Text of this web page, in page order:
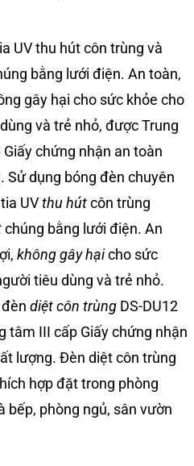
UV thu hút côn trùng và
bằng lưới điện. An toàn,
gây hại cho sức khỏe cho
và trẻ nhỏ, được Trung
chứng nhận an toàn
Sử dụng bóng đèn chuyên
UVthu hútcôn trùng
chúng bằng lưới điện. An
không gây hạicho sức
tiêu dùng và trẻ nhỏ.
đèndiệt côn trùng DS-DU12
tâm III cấp Giấy chứng nhận
lượng. Đèn diệt côn trùng
hợp đặt trong phòng
bếp, phòng ngủ, sân vườn